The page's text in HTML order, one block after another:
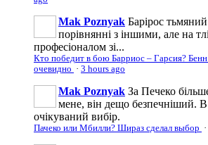
Mak Poznyak Барірос
порівнянні з іншими, але на
професіоналом зі...
Кто победит в бою Барриос – Гарсия? Бенн
очевидно · 3 hours ago
Mak Poznyak За Печеко
мене, він дещо безпечніший. В
очікуваний вибір.
Пачеко или Мбилли? Шираз сделал выбор ·